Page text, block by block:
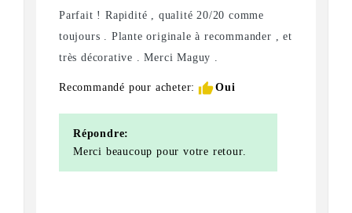
Parfait ! Rapidité , qualité 20/20 comme
toujours . Plante originale à recommander , et
très décorative . Merci Maguy .
Recommandé pour acheter: thumb_upOui
Répondre:
Merci beaucoup pour votre retour.